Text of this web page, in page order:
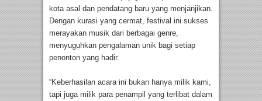
kota asal dan pendatang baru yang menjanjikan.
Dengan kurasi yang cermat, festival ini sukses
merayakan musik dari berbagai genre,
menyuguhkan pengalaman unik bagi setiap
penonton yang hadir.
“Keberhasilan acara ini bukan hanya milik kami,
tapi juga milik para penampil yang terlibat dalam